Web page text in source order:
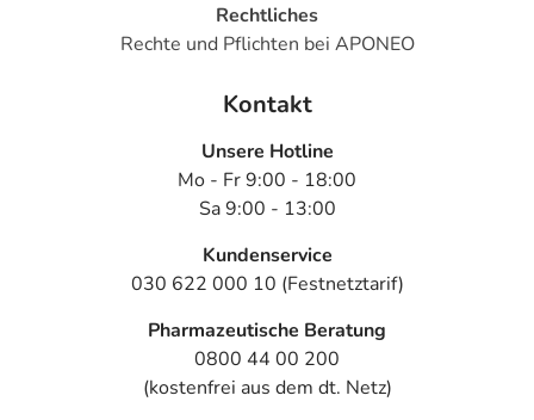
- Stauung der Gallenflüssigkeit, wenn z.B. die
Gallenwege verstopft sind.
Veränderung während der Behandlung, wenden Sie sich
an Ihren Arzt oder Apotheker.
Für die Information an dieser Stelle werden vor allem
Nebenwirkungen berücksichtigt, die bei mindestens
Rechtliches
Rechte und Pflichten bei APONEO
Kontakt
Unsere Hotline
Mo - Fr 9:00 - 18:00
Sa 9:00 - 13:00
Kundenservice
030 622 000 10 (Festnetztarif)
Pharmazeutische Beratung
0800 44 00 200
(kostenfrei aus dem dt. Netz)